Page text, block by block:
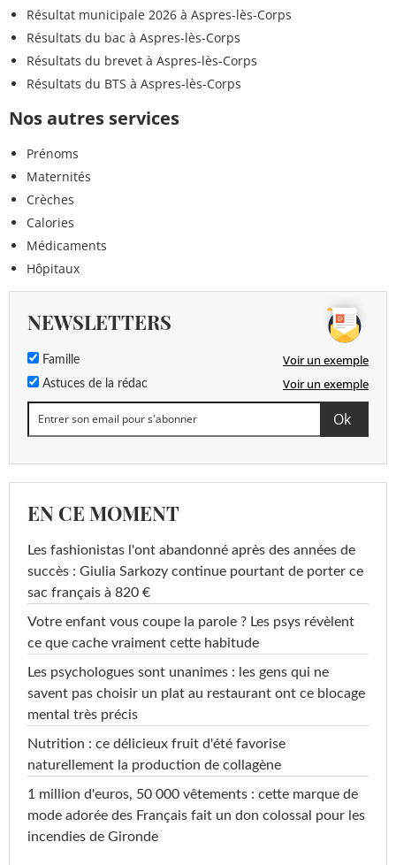
Résultat municipale 2026 à Aspres-lès-Corps
Résultats du bac à Aspres-lès-Corps
Résultats du brevet à Aspres-lès-Corps
Résultats du BTS à Aspres-lès-Corps
Nos autres services
Prénoms
Maternités
Crèches
Calories
Médicaments
Hôpitaux
NEWSLETTERS
Famille Voir un exemple
Astuces de la rédac Voir un exemple
EN CE MOMENT
Les fashionistas l'ont abandonné après des années de
succès : Giulia Sarkozy continue pourtant de porter ce
sac français à 820 €
Votre enfant vous coupe la parole ? Les psys révèlent
ce que cache vraiment cette habitude
Les psychologues sont unanimes : les gens qui ne
savent pas choisir un plat au restaurant ont ce blocage
mental très précis
Nutrition : ce délicieux fruit d'été favorise
naturellement la production de collagène
1 million d'euros, 50 000 vêtements : cette marque de
mode adorée des Français fait un don colossal pour les
incendies de Gironde